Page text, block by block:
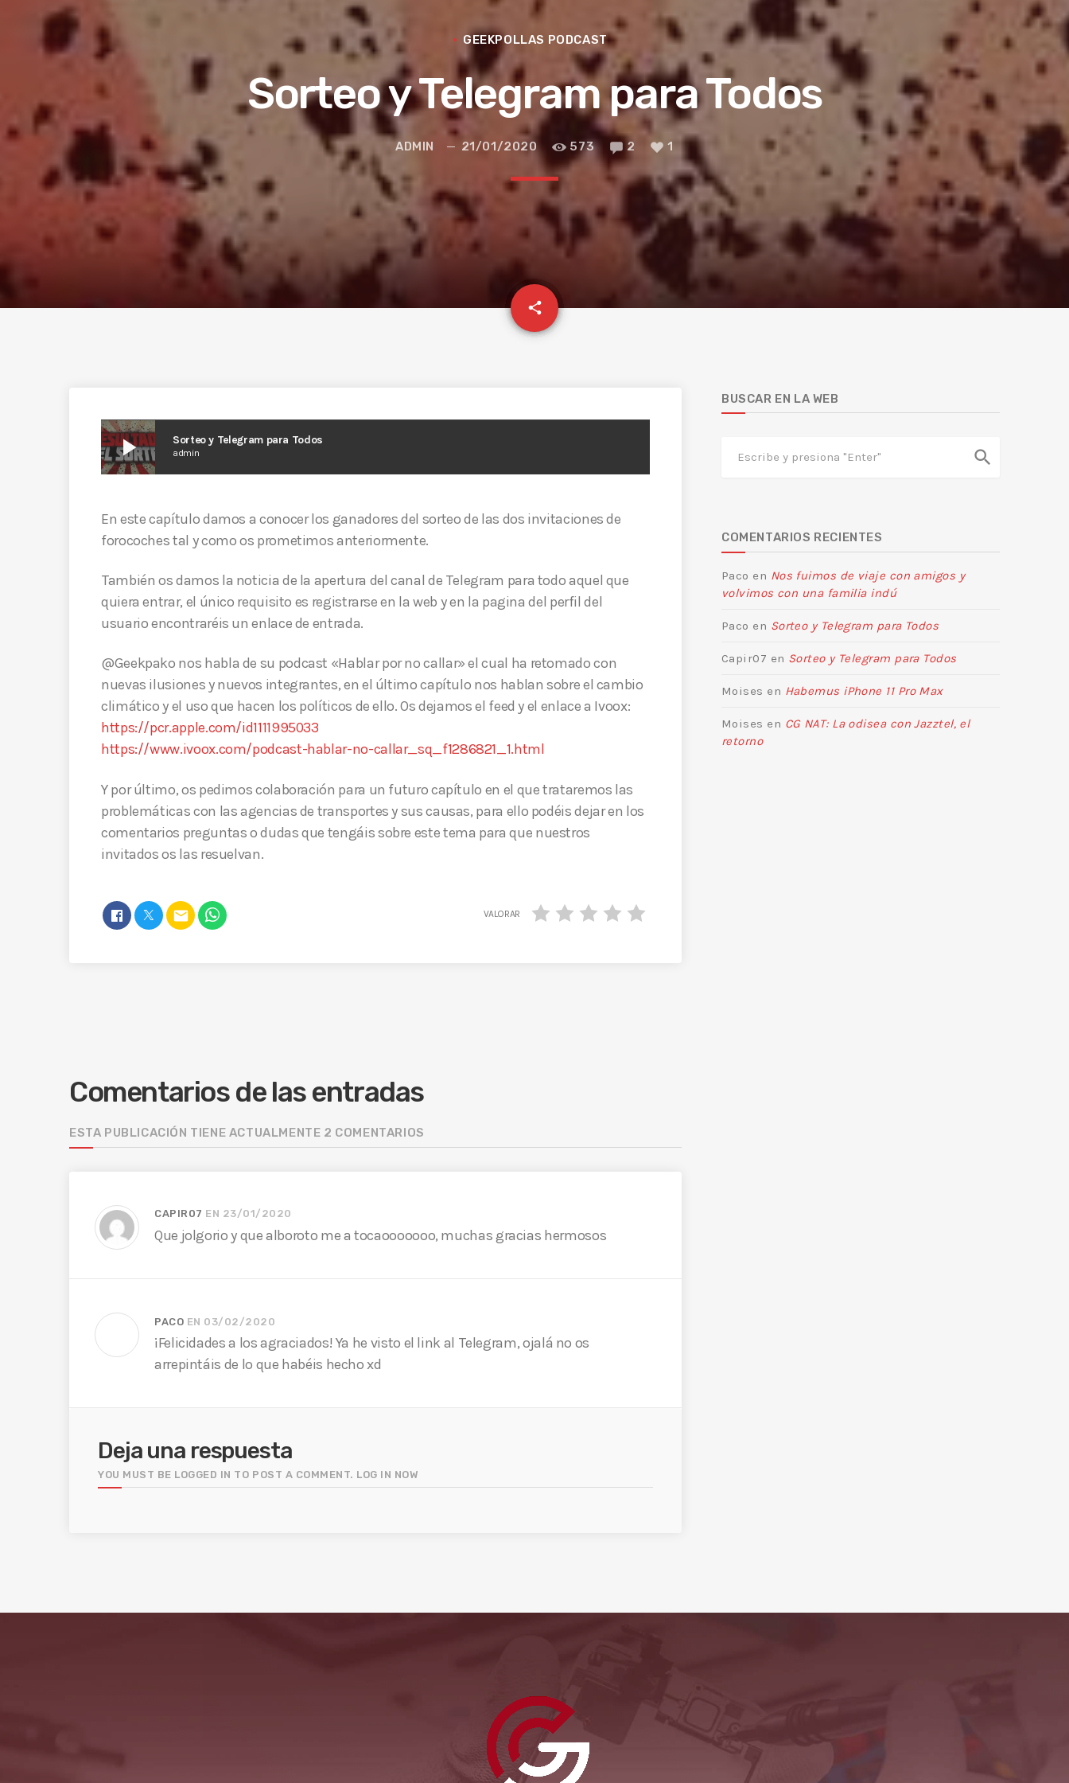
GEEKPOLLAS PODCAST
Sorteo y Telegram para Todos
ADMIN 21/01/2020 573 2 1
share
email
play_arrow Sorteo y Telegram para Todos
admin
En este capítulo damos a conocer los ganadores del sorteo de las dos invitaciones de
forocoches tal y como os prometimos anteriormente.
También os damos la noticia de la apertura del canal de Telegram para todo aquel que
quiera entrar, el único requisito es registrarse en la web y en la pagina del perfil del
usuario encontraréis un enlace de entrada.
@Geekpako nos habla de su podcast «Hablar por no callar» el cual ha retomado con
nuevas ilusiones y nuevos integrantes, en el último capítulo nos hablan sobre el cambio
climático y el uso que hacen los políticos de ello. Os dejamos el feed y el enlace a Ivoox:
https://pcr.apple.com/id1111995033
https://www.ivoox.com/podcast-hablar-no-callar_sq_f1286821_1.html
Y por último, os pedimos colaboración para un futuro capítulo en el que trataremos las
problemáticas con las agencias de transportes y sus causas, para ello podéis dejar en los
comentarios preguntas o dudas que tengáis sobre este tema para que nuestros
invitados os las resuelvan.
email VALORAR
Comentarios de las entradas
ESTA PUBLICACIÓN TIENE ACTUALMENTE 2 COMENTARIOS
CAPIR07 EN 23/01/2020
Que jolgorio y que alboroto me a tocaooooooo, muchas gracias hermosos
PACO EN 03/02/2020
¡Felicidades a los agraciados! Ya he visto el link al Telegram, ojalá no os
arrepintáis de lo que habéis hecho xd
Deja una respuesta
YOU MUST BE LOGGED IN TO POST A COMMENT. LOG IN NOW
BUSCAR EN LA WEB
search
COMENTARIOS RECIENTES
Paco en Nos fuimos de viaje con amigos y
volvimos con una familia indú
Paco en Sorteo y Telegram para Todos
Capir07 en Sorteo y Telegram para Todos
Moises en Habemus iPhone 11 Pro Max
Moises en CG NAT: La odisea con Jazztel, el
retorno